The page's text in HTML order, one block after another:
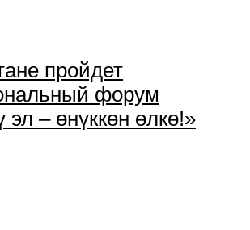
пройдет
форум
эл – өнүккөн өлкө!»